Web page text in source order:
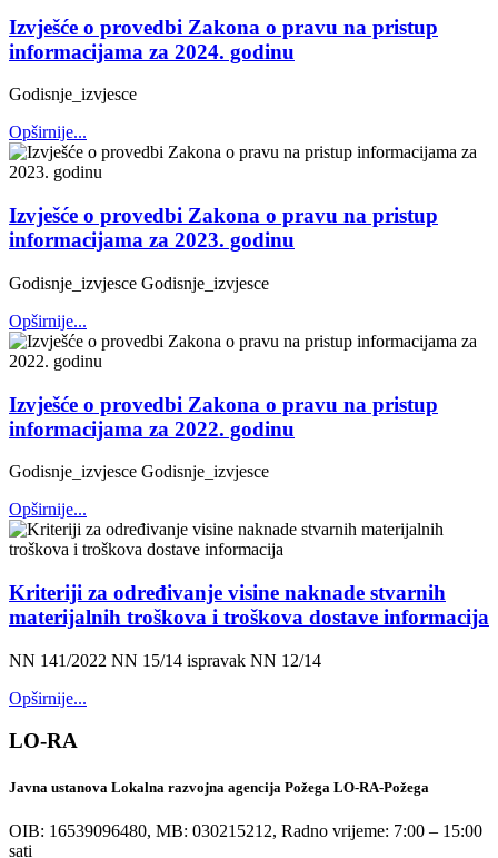
Izvješće o provedbi Zakona o pravu na pristup
informacijama za 2024. godinu
Godisnje_izvjesce
Opširnije...
Izvješće o provedbi Zakona o pravu na pristup
informacijama za 2023. godinu
Godisnje_izvjesce Godisnje_izvjesce
Opširnije...
Izvješće o provedbi Zakona o pravu na pristup
informacijama za 2022. godinu
Godisnje_izvjesce Godisnje_izvjesce
Opširnije...
Kriteriji za određivanje visine naknade stvarnih
materijalnih troškova i troškova dostave informacija
NN 141/2022 NN 15/14 ispravak NN 12/14
Opširnije...
LO-RA
Javna ustanova Lokalna razvojna agencija Požega LO-RA-Požega
OIB: 16539096480, MB: 030215212, Radno vrijeme: 7:00 – 15:00
sati